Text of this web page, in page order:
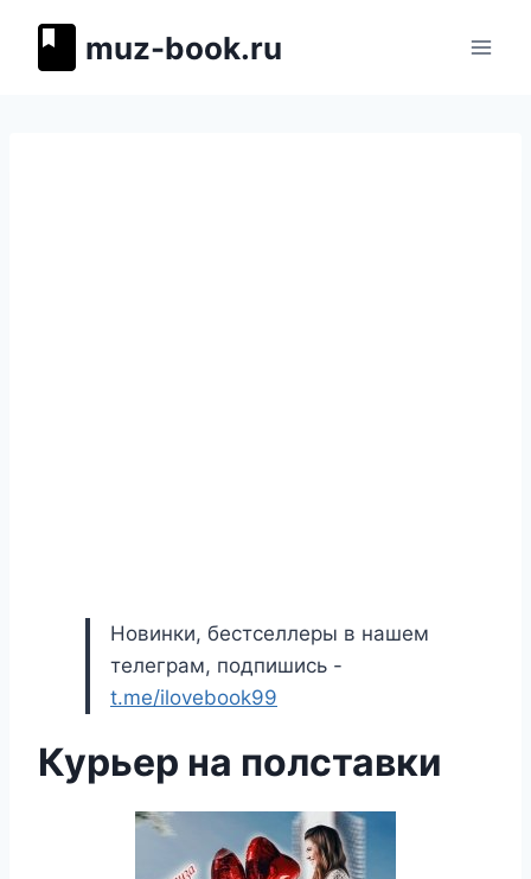
muz-book.ru
Новинки, бестселлеры в нашем
телеграм, подпишись -
t.me/ilovebook99
Курьер на полставки